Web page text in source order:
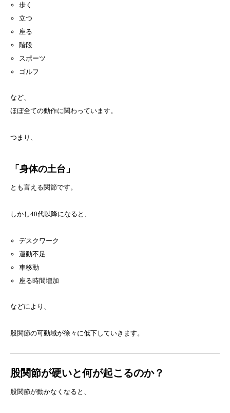
歩く
立つ
座る
階段
スポーツ
ゴルフ
など、
ほぼ全ての動作に関わっています。
つまり、
「身体の土台」
とも言える関節です。
しかし40代以降になると、
デスクワーク
運動不足
車移動
座る時間増加
などにより、
股関節の可動域が徐々に低下していきます。
股関節が硬いと何が起こるのか？
股関節が動かなくなると、